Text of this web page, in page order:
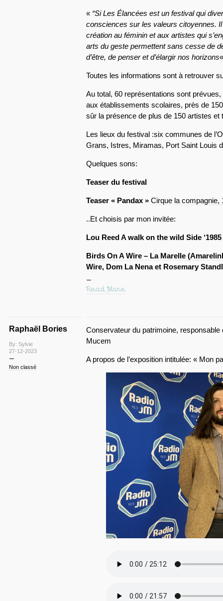
« “Si Les Élancées est un festival qui
consciences sur les valeurs citoyennes.
création au féminin et aux artistes qui
arts du geste permettent sans cesse de
d’être, de penser et d’élargir nos horizons
Toutes les informations sont à retrouver
Au total, 60 représentations sont
aux établissements scolaires, près de
sûr la présence de plus de 150 artistes et
Les lieux du festival :six communes de
Grans, Istres, Miramas, Port Saint Louis
Quelques sons:
Teaser du festival
Teaser « Pandax » Cirque la compagnie,
..Et choisis par mon invitée:
Lou Reed A walk on the wild Side ‘1985
Birds On A Wire – La Marelle
Wire, Dom La Nena et Rosemary
Read More
Raphaël Bories
By: Sylvie
27-12-2023
Non classé
Conservateur du patrimoine,
Mucem
A propos de l’exposition intitulée: « Mon